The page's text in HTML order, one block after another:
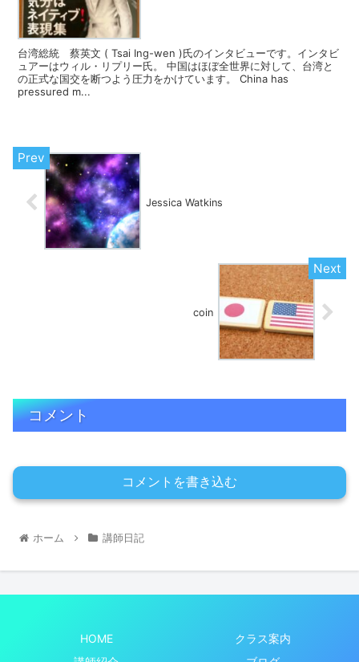
台湾総統 蔡英文 ( Tsai Ing-wen )氏のインタビューです。インタビ
ュアーはウィル・リプリー氏。 中国はほぼ全世界に対して、台湾と
の正式な国交を断つよう圧力をかけています。 China has
pressured m...
Jessica Watkins
coin
コメント
コメントを書き込む
ホーム 講師日記
HOME
クラス案内